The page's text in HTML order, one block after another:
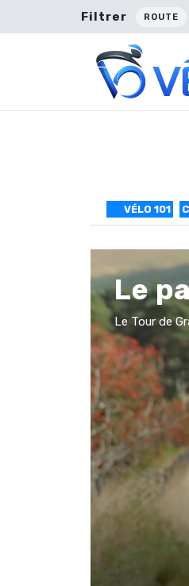
Filtrer ROUTE
VÉLO 101
Le
Le Tour de